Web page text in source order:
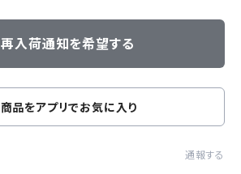
再入荷通知を希望する
商品をアプリでお気に入り
通報する